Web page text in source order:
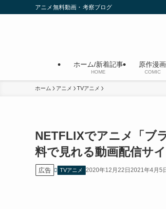
アニメ無料動画・考察ブログ
ホーム/新着記事
HOME
原作漫画
COMIC
ホーム アニメ TVアニメ
NETFLIXでアニメ「ブ
料で見れる動画配信サ
広告 TVアニメ 2020年12月22日 2021年4月5